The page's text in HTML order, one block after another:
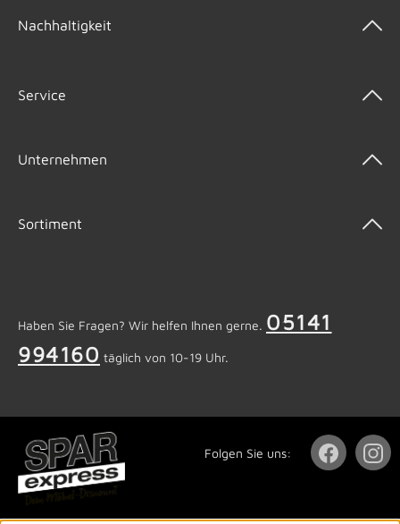
Nachhaltigkeit
Service
Unternehmen
Sortiment
Haben Sie Fragen? Wir helfen Ihnen gerne. 05141
994160 täglich von 10-19 Uhr.
Folgen Sie uns: